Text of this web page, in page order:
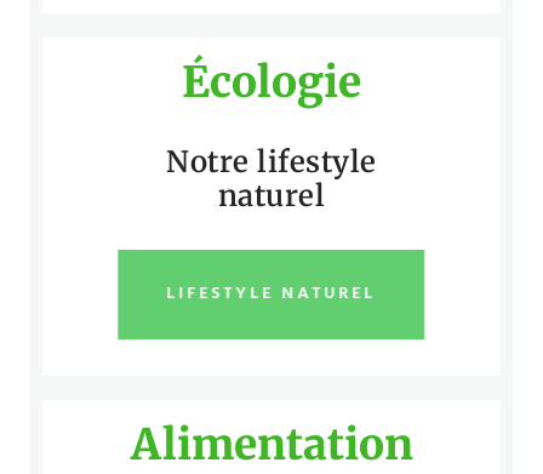
Écologie
Notre lifestyle
naturel
LIFESTYLE NATUREL
Alimentation